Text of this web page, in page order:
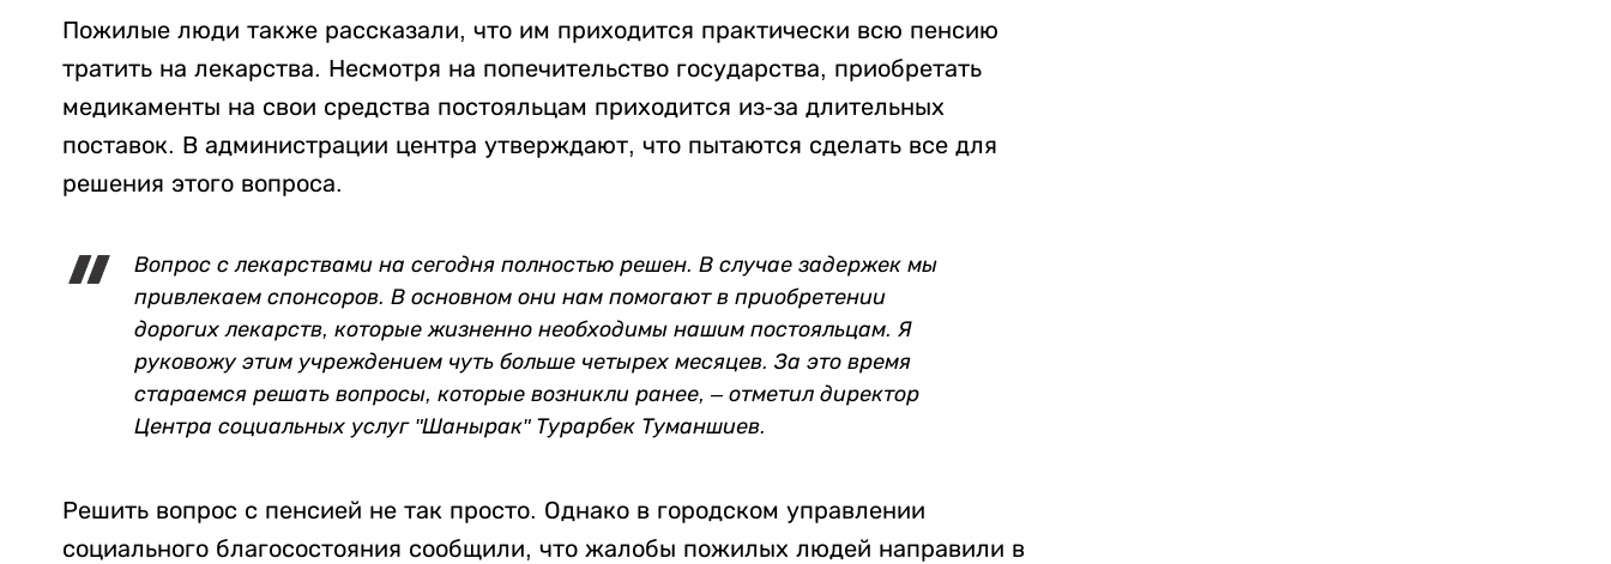
Пожилые люди также рассказали, что им приходится практически всю пенсию
тратить на лекарства. Несмотря на попечительство государства, приобретать
медикаменты на свои средства постояльцам приходится из-за длительных
поставок. В администрации центра утверждают, что пытаются сделать все для
решения этого вопроса.
Вопрос с лекарствами на сегодня полностью решен. В случае задержек мы
привлекаем спонсоров. В основном они нам помогают в приобретении
дорогих лекарств, которые жизненно необходимы нашим постояльцам. Я
руковожу этим учреждением чуть больше четырех месяцев. За это время
стараемся решать вопросы, которые возникли ранее, – отметил директор
Центра социальных услуг "Шанырак" Турарбек Туманшиев.
Решить вопрос с пенсией не так просто. Однако в городском управлении
социального благосостояния сообщили, что жалобы пожилых людей направили в